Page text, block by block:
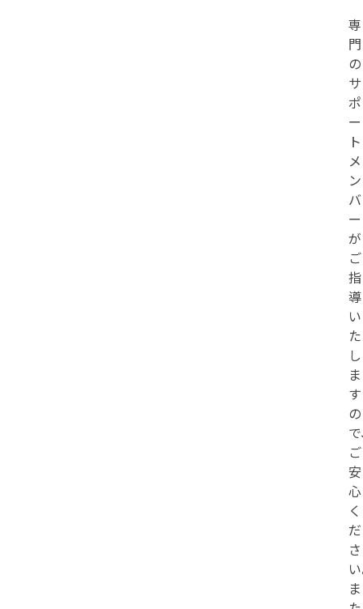
専
門
の
サ
ポ
ー
ト
メ
ン
バ
ー
が
ご
指
導
い
た
し
ま
す
の
ご
安
心
く
だ
さ
ま